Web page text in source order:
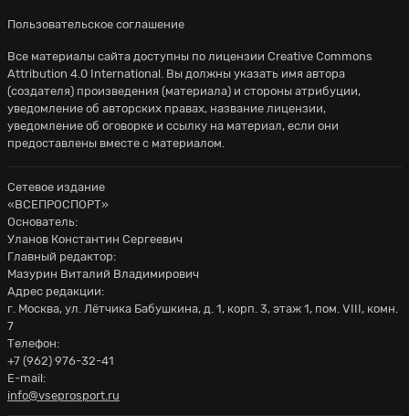
Пользовательское соглашение
Все материалы сайта доступны по лицензии Creative Commons
Attribution 4.0 International. Вы должны указать имя автора
(создателя) произведения (материала) и стороны атрибуции,
уведомление об авторских правах, название лицензии,
уведомление об оговорке и ссылку на материал, если они
предоставлены вместе с материалом.
Сетевое издание
«ВСЕПРОСПОРТ»
Основатель:
Уланов Константин Сергеевич
Главный редактор:
Мазурин Виталий Владимирович
Адрес редакции:
г. Москва, ул. Лётчика Бабушкина, д. 1, корп. 3, этаж 1, пом. VIII, комн.
7
Телефон:
+7 (962) 976-32-41
E-mail:
info@vseprosport.ru